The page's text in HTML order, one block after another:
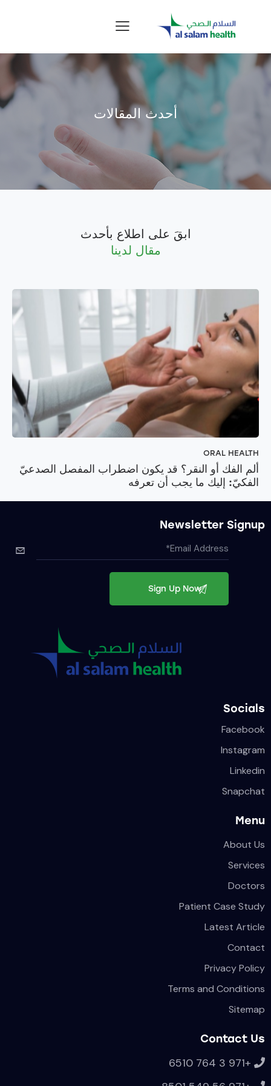
أحدث المقالات
ابقَ على اطلاع بأحدث
مقال لدينا
ORAL HEALTH
ألم الفك أو النقر؟ قد يكون اضطراب المفصل الصدعيّ
الفكيّ: إليك ما يجب أن تعرفه
Newsletter Signup
Socials
Facebook
Instagram
Linkedin
Snapchat
Menu
About Us
Services
Doctors
Patient Case Study
Latest Article
Contact
Privacy Policy
Terms and Conditions
Sitemap
Contact Us
+971 3 764 6510